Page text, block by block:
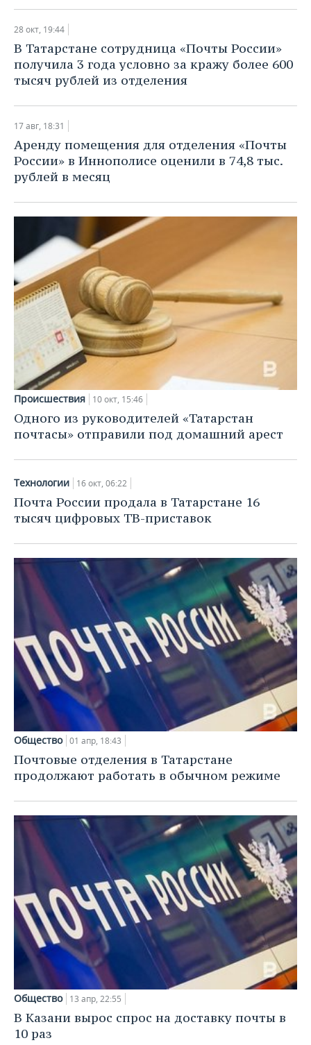
28 окт, 19:44
В Татарстане сотрудница «Почты России»
получила 3 года условно за кражу более 600
тысяч рублей из отделения
17 авг, 18:31
​Аренду помещения для отделения «Почты
России» в Иннополисе оценили в 74,8 тыс.
рублей в месяц
Происшествия 10 окт, 15:46
Одного из руководителей «Татарстан
почтасы» отправили под домашний арест
Технологии 16 окт, 06:22
Почта России продала в Татарстане 16
тысяч цифровых ТВ-приставок
Общество 01 апр, 18:43
Почтовые отделения в Татарстане
продолжают работать в обычном режиме
Общество 13 апр, 22:55
В Казани вырос спрос на доставку почты в
10 раз